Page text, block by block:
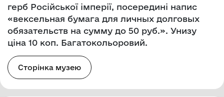
герб Російської імперії, посередині напис
«вексельная бумага для личных долговых
обязательств на сумму до 50 руб.». Унизу
ціна 10 коп. Багатокольоровий.
Сторінка музею